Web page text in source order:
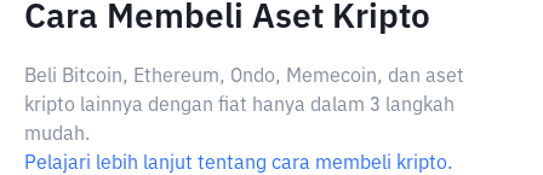
Cara Membeli Aset Kripto
Beli Bitcoin, Ethereum, Ondo, Memecoin, dan aset
kripto lainnya dengan fiat hanya dalam 3 langkah
mudah.
Pelajari lebih lanjut tentang cara membeli kripto.